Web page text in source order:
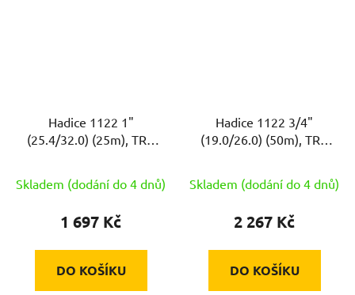
Hadice 1122 1"
(25.4/32.0) (25m), TRA
Skladem (dodání do 4 dnů)
1 697 Kč
DO KOŠÍKU
Hadice 1122 3/4"
(19.0/26.0) (50m), TRA
Skladem (dodání do 4 dnů)
2 267 Kč
DO KOŠÍKU